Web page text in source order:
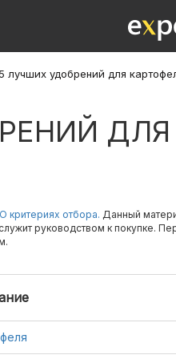
лучших удобрений для
О критериях отбора. Данный
руководством к покупке.